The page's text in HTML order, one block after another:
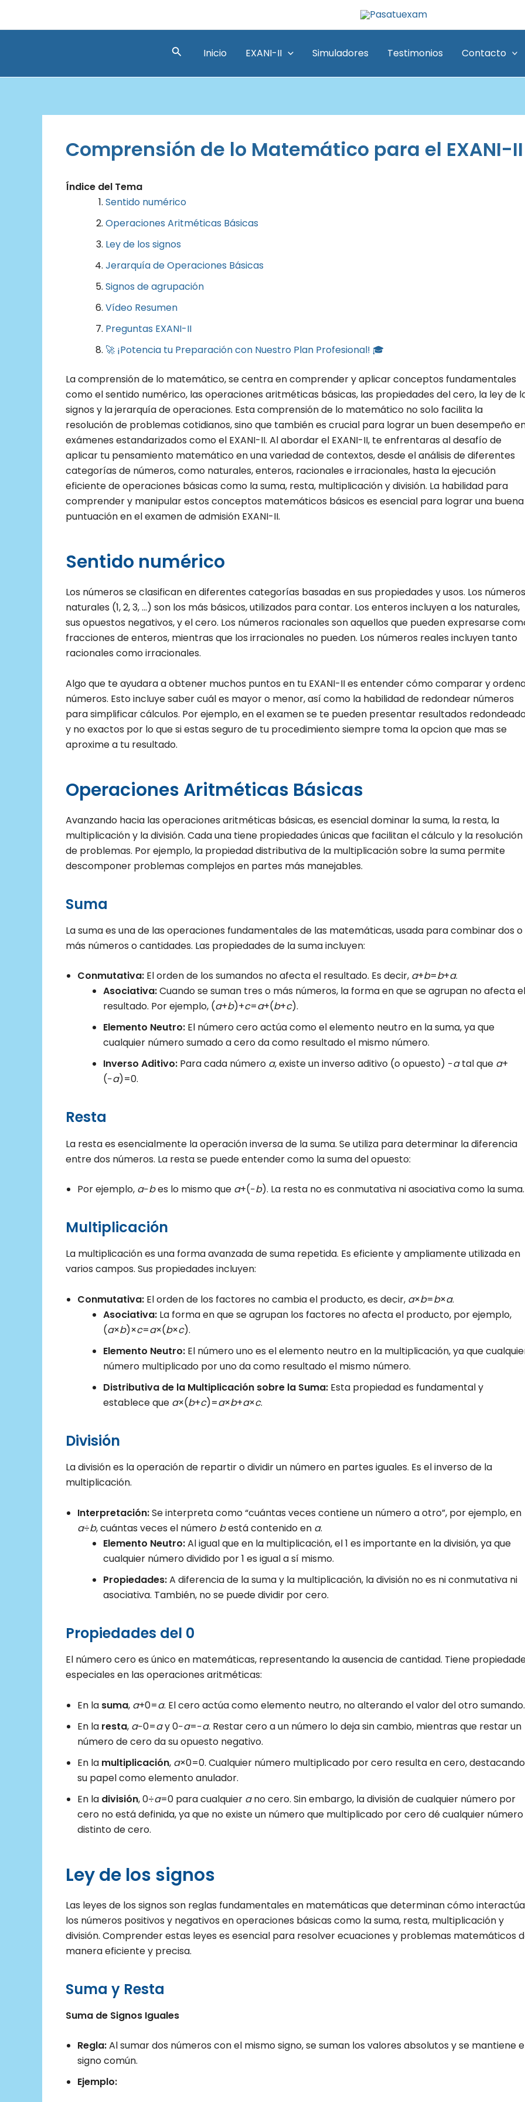
BuscarInicio EXANI-II Simuladores Testimonios Contacto
Comprensión de lo Matemático para el EXANI-II
Índice del Tema
Sentido numérico
Operaciones Aritméticas Básicas
Ley de los signos
Jerarquía de Operaciones Básicas
Signos de agrupación
Vídeo Resumen
Preguntas EXANI-II
🚀 ¡Potencia tu Preparación con Nuestro Plan Profesional! 🎓
La comprensión de lo matemático, se centra en comprender y aplicar conceptos fundamentales
como el sentido numérico, las operaciones aritméticas básicas, las propiedades del cero, la ley de
signos y la jerarquía de operaciones. Esta comprensión de lo matemático no solo facilita la
resolución de problemas cotidianos, sino que también es crucial para lograr un buen desempeño
exámenes estandarizados como el EXANI-II. Al abordar el EXANI-II, te enfrentaras al desafío de
aplicar tu pensamiento matemático en una variedad de contextos, desde el análisis de diferentes
categorías de números, como naturales, enteros, racionales e irracionales, hasta la ejecución
eficiente de operaciones básicas como la suma, resta, multiplicación y división. La habilidad para
comprender y manipular estos conceptos matemáticos básicos es esencial para lograr una buena
puntuación en el examen de admisión EXANI-II.
Sentido numérico
Los números se clasifican en diferentes categorías basadas en sus propiedades y usos. Los números
naturales (1, 2, 3, …) son los más básicos, utilizados para contar. Los enteros incluyen a los naturales,
sus opuestos negativos, y el cero. Los números racionales son aquellos que pueden expresarse
fracciones de enteros, mientras que los irracionales no pueden. Los números reales incluyen tanto
racionales como irracionales.
Algo que te ayudara a obtener muchos puntos en tu EXANI-II es entender cómo comparar y
números. Esto incluye saber cuál es mayor o menor, así como la habilidad de redondear números
para simplificar cálculos. Por ejemplo, en el examen se te pueden presentar resultados
y no exactos por lo que si estas seguro de tu procedimiento siempre toma la opcion que mas se
aproxime a tu resultado.
Operaciones Aritméticas Básicas
Avanzando hacia las operaciones aritméticas básicas, es esencial dominar la suma, la resta, la
multiplicación y la división. Cada una tiene propiedades únicas que facilitan el cálculo y la resolución
de problemas. Por ejemplo, la propiedad distributiva de la multiplicación sobre la suma permite
descomponer problemas complejos en partes más manejables.
Suma
La suma es una de las operaciones fundamentales de las matemáticas, usada para combinar dos o
más números o cantidades. Las propiedades de la suma incluyen:
Conmutativa: El orden de los sumandos no afecta el resultado. Es decir, a+b=b+a.
Asociativa:Cuando se suman tres o más números, la forma en que se agrupan no afecta el
resultado. Por ejemplo, (a+b)+c=a+(b+c).
Elemento Neutro: El número cero actúa como el elemento neutro en la suma, ya que
cualquier número sumado a cero da como resultado el mismo número.
Inverso Aditivo: Para cada número a, existe un inverso aditivo (o opuesto) −atal que a+
(−a)=0.
Resta
La resta es esencialmente la operación inversa de la suma. Se utiliza para determinar la diferencia
entre dos números. La resta se puede entender como la suma del opuesto:
Por ejemplo, a−bes lo mismo que a+(−b). La resta no es conmutativa ni asociativa como la suma.
Multiplicación
La multiplicación es una forma avanzada de suma repetida. Es eficiente y ampliamente utilizada en
varios campos. Sus propiedades incluyen:
Conmutativa: El orden de los factores no cambia el producto, es decir, a×b=b×a.
Asociativa: La forma en que se agrupan los factores no afecta el producto, por ejemplo,
(a×b)×c=a×(b×c).
Elemento Neutro: El número uno es el elemento neutro en la multiplicación, ya que
número multiplicado por uno da como resultado el mismo número.
Distributiva de la Multiplicación sobre la Suma: Esta propiedad es fundamental y
establece que a×(b+c)=a×b+a×c.
División
La división es la operación de repartir o dividir un número en partes iguales. Es el inverso de la
multiplicación.
Interpretación:Se interpreta como “cuántas veces contiene un número a otro”, por ejemplo, en
a÷b, cuántas veces el número bestá contenido en a.
Elemento Neutro:Al igual que en la multiplicación, el 1 es importante en la división, ya que
cualquier número dividido por 1 es igual a sí mismo.
Propiedades:A diferencia de la suma y la multiplicación, la división no es ni conmutativa ni
asociativa. También, no se puede dividir por cero.
Propiedades del 0
El número cero es único en matemáticas, representando la ausencia de cantidad. Tiene
especiales en las operaciones aritméticas:
En la suma, a+0=a. El cero actúa como elemento neutro, no alterando el valor del otro sumando.
En la resta, a−0=ay 0−a=−a. Restar cero a un número lo deja sin cambio, mientras que restar un
número de cero da su opuesto negativo.
En la multiplicación, a×0=0. Cualquier número multiplicado por cero resulta en cero, destacando
su papel como elemento anulador.
En la división, 0÷a=0 para cualquier ano cero. Sin embargo, la división de cualquier número por
cero no está definida, ya que no existe un número que multiplicado por cero dé cualquier número
distinto de cero.
Ley de los signos
Las leyes de los signos son reglas fundamentales en matemáticas que determinan cómo
los números positivos y negativos en operaciones básicas como la suma, resta, multiplicación y
división. Comprender estas leyes es esencial para resolver ecuaciones y problemas matemáticos
manera eficiente y precisa.
Suma y Resta
Suma de Signos Iguales
Regla:Al sumar dos números con el mismo signo, se suman los valores absolutos y se mantiene
signo común.
Ejemplo: